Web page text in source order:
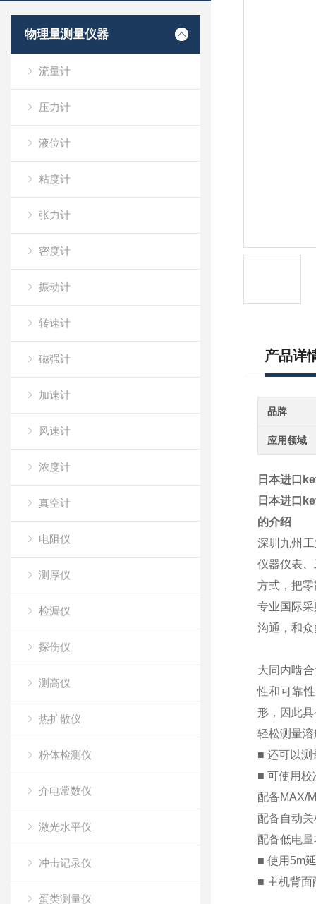
物理量测量仪器
流量计
压力计
液位计
粘度计
张力计
密度计
振动计
转速计
磁强计
加速计
风速计
浓度计
真空计
电阻仪
测厚仪
检漏仪
探伤仪
测高仪
热扩散仪
粉体检测仪
介电常数仪
激光水平仪
冲击记录仪
蛋类测量仪
产品详
品牌
应用领域
日本进口
日本进口
的介绍
深圳九州
仪器仪表
方式，把
专业国际
沟通，和
大同内啮
性和可靠
形，因此
轻松测量
■ 还可以测
■ 可使用校
配备MAX/
配备自动
配备低电
■ 使用5m
■ 主机背面